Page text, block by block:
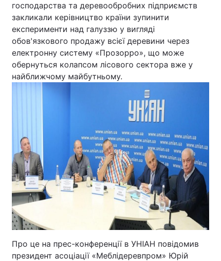
РЕГІОНИ
Київ Львів
Дніпро Харків
Одеса
Наука
Техно і зв'язок Лайт
Зброя Інциденти
Здоров'я Туризм
Цікавинки Погода
Відео з Youtube Статті
господарства та деревообробних підприємств
закликали керівництво країни зупинити
експерименти над галуззю у вигляді
обов'язкового продажу всієї деревини через
електронну систему «Прозорро», що може
обернуться колапсом лісового сектора вже у
найближчому майбутньому.
Про це на прес-конференції в УНІАН повідомив
президент асоціації «Меблідеревпром» Юрій